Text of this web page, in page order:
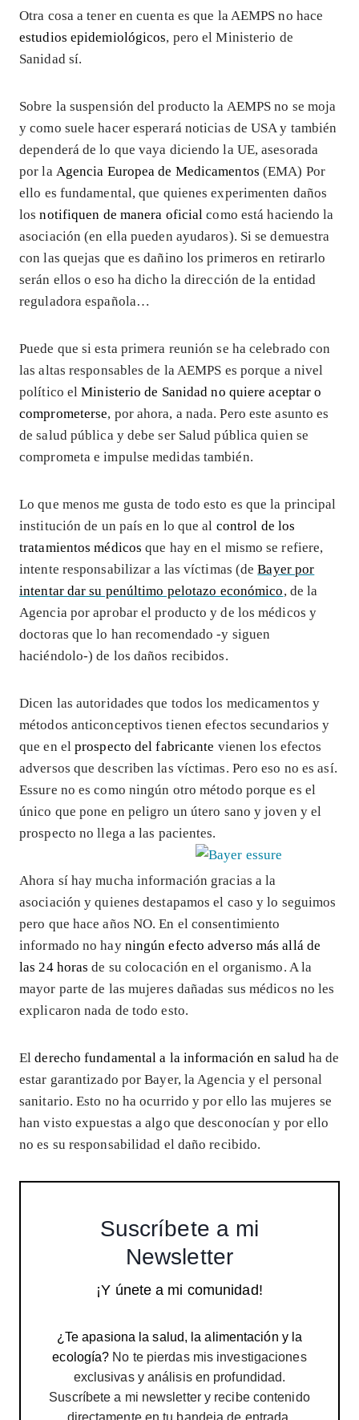
Otra cosa a tener en cuenta es que la AEMPS no hace
estudios epidemiológicos, pero el Ministerio de
Sanidad sí.
Sobre la suspensión del producto la AEMPS no se moja
y como suele hacer esperará noticias de USA y también
dependerá de lo que vaya diciendo la UE, asesorada
por la Agencia Europea de Medicamentos (EMA) Por
ello es fundamental, que quienes experimenten daños
losnotifiquen de manera oficial como está haciendo la
asociación (en ella pueden ayudaros). Si se demuestra
con las quejas que es dañino los primeros en retirarlo
serán ellos o eso ha dicho la dirección de la entidad
reguladora española…
Puede que si esta primera reunión se ha celebrado con
las altas responsables de la AEMPS es porque a nivel
político elMinisterio de Sanidad no quiere aceptar o
comprometerse, por ahora, a nada. Pero este asunto es
de salud pública y debe ser Salud pública quien se
comprometa e impulse medidas también.
Lo que menos me gusta de todo esto es que la principal
institución de un país en lo que al control de los
tratamientos médicos que hay en el mismo se refiere,
intente responsabilizar a las víctimas (deBayer por
intentar dar su penúltimo pelotazo económico, de la
Agencia por aprobar el producto y de los médicos y
doctoras que lo han recomendado -y siguen
haciéndolo-) de los daños recibidos.
Dicen las autoridades que todos los medicamentos y
métodos anticonceptivos tienen efectos secundarios y
que en elprospecto del fabricante vienen los efectos
adversos que describen las víctimas. Pero eso no es así.
Essure no es como ningún otro método porque es el
único que pone en peligro un útero sano y joven y el
prospecto no llega a las pacientes.
Ahora sí hay mucha información gracias a la
asociación y quienes destapamos el caso y lo seguimos
pero que hace años NO. En el consentimiento
informado no hay ningún efecto adverso más allá de
las 24 horas de su colocación en el organismo. A la
mayor parte de las mujeres dañadas sus médicos no les
explicaron nada de todo esto.
Elderecho fundamental a la información en salud ha de
estar garantizado por Bayer, la Agencia y el personal
sanitario. Esto no ha ocurrido y por ello las mujeres se
han visto expuestas a algo que desconocían y por ello
no es su responsabilidad el daño recibido.
Suscríbete a mi
Newsletter
¡Y únete a mi comunidad!
¿Te apasiona la salud, la alimentación y la
ecología? No te pierdas mis investigaciones
exclusivas y análisis en profundidad.
Suscríbete a mi newsletter y recibe contenido
directamente en tu bandeja de entrada.